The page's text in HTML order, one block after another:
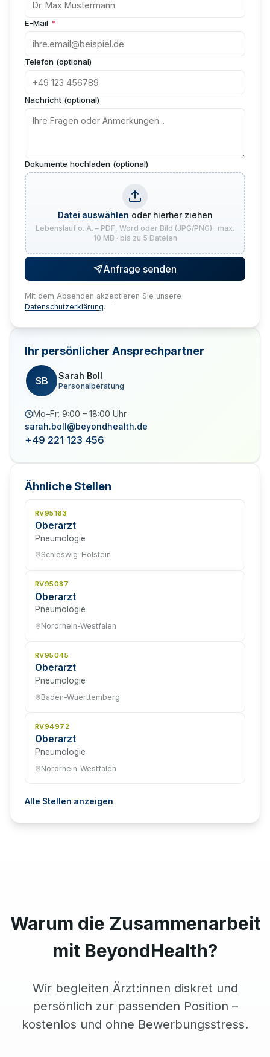
E-Mail *
Telefon (optional)
Nachricht (optional)
Dokumente hochladen (optional)
Datei auswählen oder hierher ziehen
Lebenslauf o. Ä. – PDF, Word oder Bild (JPG/PNG) · max.
10 MB · bis zu 5 Dateien
Anfrage senden
Mit dem Absenden akzeptieren Sie unsere
Datenschutzerklärung.
Ihr persönlicher Ansprechpartner
SB Sarah Boll
Personalberatung
Mo–Fr: 9:00 – 18:00 Uhr
sarah.boll@beyondhealth.de
+49 221 123 456
Ähnliche Stellen
RV95163
Oberarzt
Pneumologie
Schleswig-Holstein
RV95087
Oberarzt
Pneumologie
Nordrhein-Westfalen
RV95045
Oberarzt
Pneumologie
Baden-Wuerttemberg
RV94972
Oberarzt
Pneumologie
Nordrhein-Westfalen
Alle Stellen anzeigen
Warum die Zusammenarbeit
mit BeyondHealth?
Wir begleiten Ärzt:innen diskret und
persönlich zur passenden Position –
kostenlos und ohne Bewerbungsstress.